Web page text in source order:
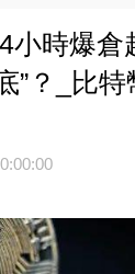
時爆倉
”？_比